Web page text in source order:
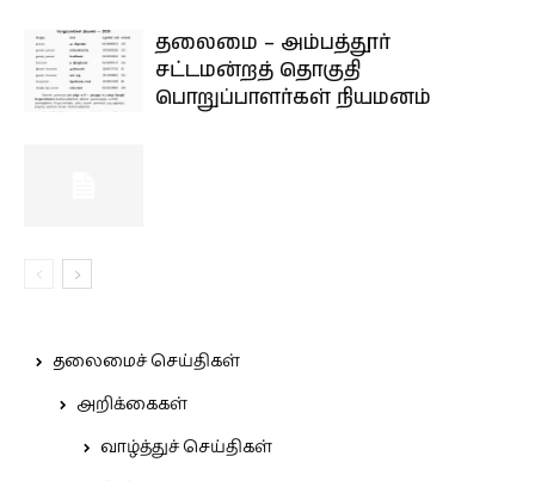
தலைமை – அம்பத்தூர்
சட்டமன்றத் தொகுதி
பொறுப்பாளர்கள் நியமனம்
தலைமைச் செய்திகள்
அறிக்கைகள்
வாழ்த்துச் செய்திகள்